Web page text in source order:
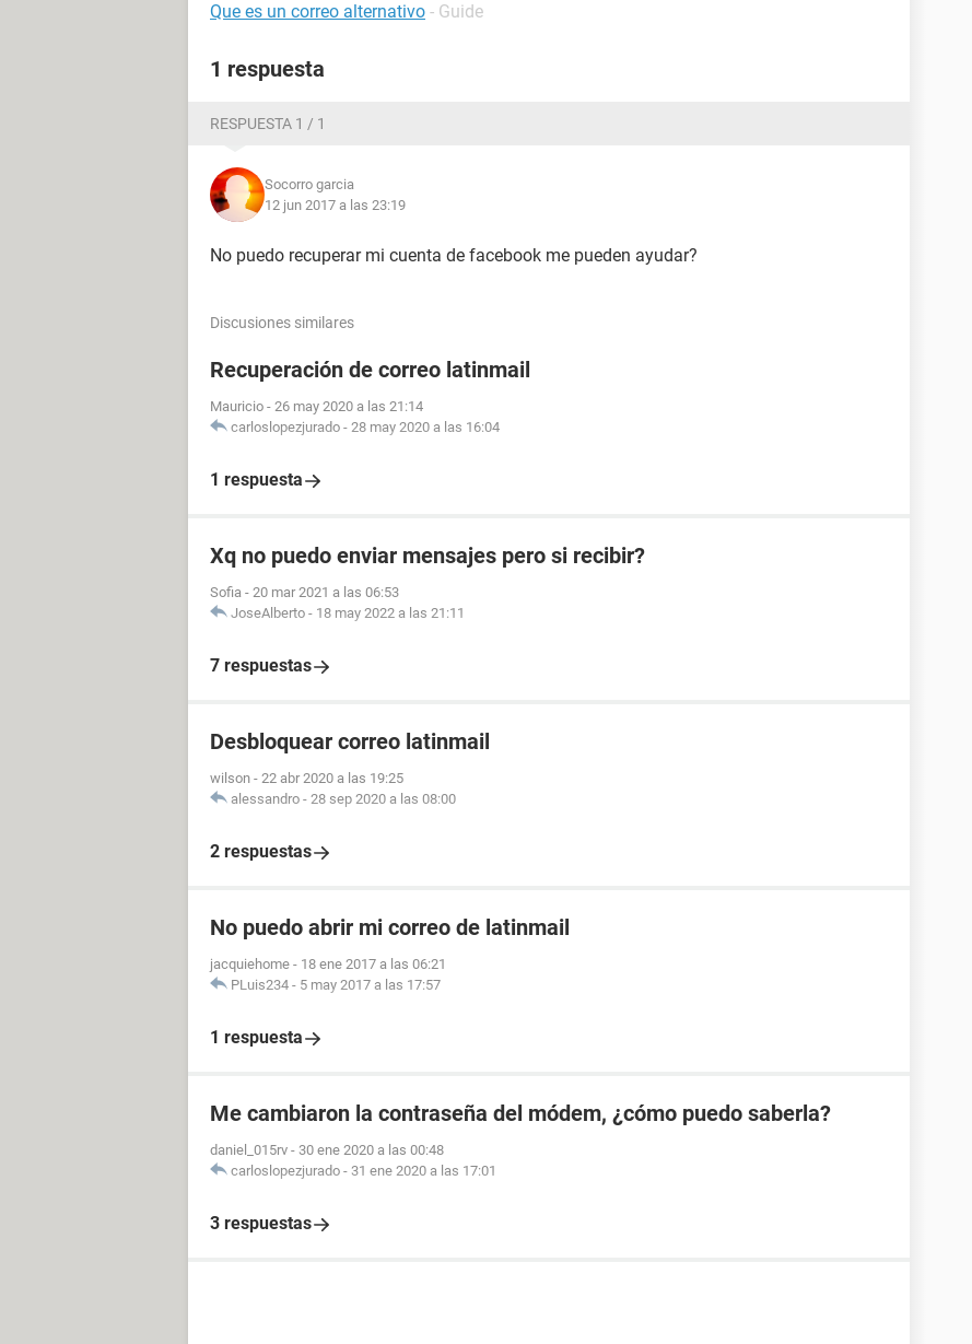
Que es un correo alternativo - Guide
1 respuesta
RESPUESTA 1 / 1
Socorro garcia
12 jun 2017 a las 23:19
No puedo recuperar mi cuenta de facebook me pueden ayudar?
Discusiones similares
Recuperación de correo latinmail
Mauricio - 26 may 2020 a las 21:14
carloslopezjurado - 28 may 2020 a las 16:04
1 respuesta
Xq no puedo enviar mensajes pero si recibir?
Sofia - 20 mar 2021 a las 06:53
JoseAlberto - 18 may 2022 a las 21:11
7 respuestas
Desbloquear correo latinmail
wilson - 22 abr 2020 a las 19:25
alessandro - 28 sep 2020 a las 08:00
2 respuestas
No puedo abrir mi correo de latinmail
jacquiehome - 18 ene 2017 a las 06:21
PLuis234 - 5 may 2017 a las 17:57
1 respuesta
Me cambiaron la contraseña del módem, ¿cómo puedo saberla?
daniel_015rv - 30 ene 2020 a las 00:48
carloslopezjurado - 31 ene 2020 a las 17:01
3 respuestas